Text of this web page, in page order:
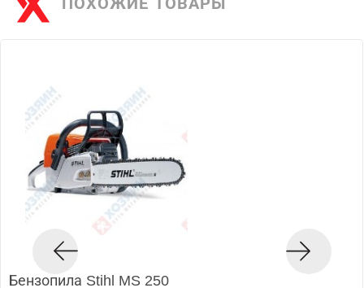
Бензопила Stihl MS 250